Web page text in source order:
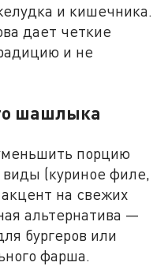
и кишечника.
дает четкие
и не
шашлыка
порцию
(куриное филе,
на свежих
альтернатива —
бургеров или
фарша.